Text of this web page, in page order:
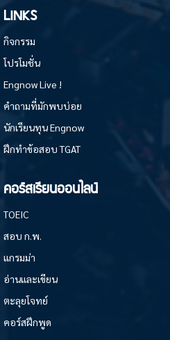
LINKS
กิจกรรม
โปรโมชั่น
Engnow Live !
คำถามที่มักพบบ่อย
นักเรียนทุน Engnow
ฝึกทำข้อสอบ TGAT
คอร์สเรียนออนไลน์
TOEIC
สอบ ก.พ.
แกรมม่า
อ่านและเขียน
ตะลุยโจทย์
คอร์สฝึกพูด